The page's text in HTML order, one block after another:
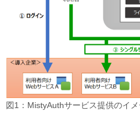
図1：MistyAuthサービス提供のイ